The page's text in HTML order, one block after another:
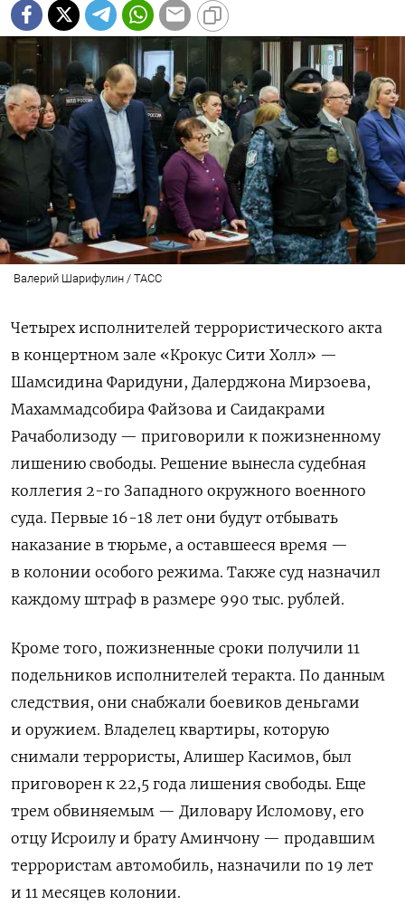
Валерий Шарифулин / ТАСС
Четырех исполнителей террористического акта
в концертном зале «Крокус Сити Холл» —
Шамсидина Фаридуни, Далерджона Мирзоева,
Махаммадсобира Файзова и Саидакрами
Рачаболизоду — приговорили к пожизненному
лишению свободы. Решение вынесла судебная
коллегия 2-го Западного окружного военного
суда. Первые 16-18 лет они будут отбывать
наказание в тюрьме, а оставшееся время —
в колонии особого режима. Также суд назначил
каждому штраф в размере 990 тыс. рублей.
Кроме того, пожизненные сроки получили 11
подельников исполнителей теракта. По данным
следствия, они снабжали боевиков деньгами
и оружием. Владелец квартиры, которую
снимали террористы, Алишер Касимов, был
приговорен к 22,5 года лишения свободы. Еще
трем обвиняемым — Диловару Исломову, его
отцу Исроилу и брату Аминчону — продавшим
террористам автомобиль, назначили по 19 лет
и 11 месяцев колонии.